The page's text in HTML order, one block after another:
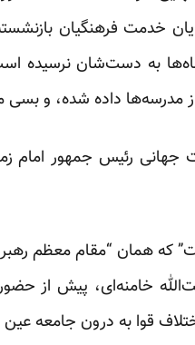
خدمت فرهنگیان
به دست‌شان نرسیده
مدرسه‌ها داده شده، و
جهانی رئیس جمهور
که همان “مقام معظم
خامنه‌ای، پیش از
قوا به درون جامعه